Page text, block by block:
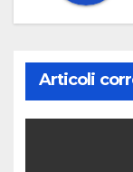
Articoli